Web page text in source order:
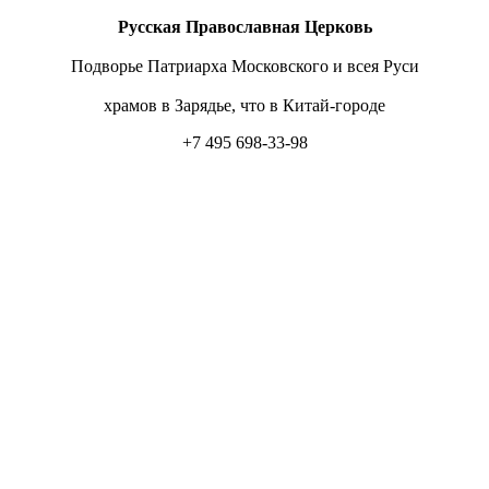
Русская Православная Церковь
Подворье Патриарха Московского и всея Руси
храмов в Зарядье, что в Китай-городе
+7 495 698-33-98